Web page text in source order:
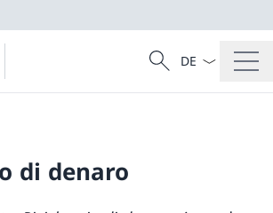
Cercare
Ricerca
Dal menu a
di denaro